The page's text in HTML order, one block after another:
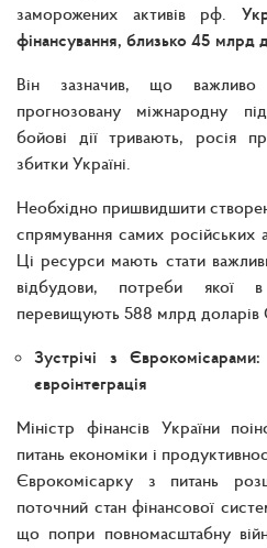
заморожених активів рф.
фінансування, близько 45
Він зазначив, що важливо
прогнозовану міжнародну
бойові дії тривають, росія
збитки Україні.
Необхідно пришвидшити
спрямування самих російських
Ці ресурси мають стати
відбудови, потреби якої в
перевищують 588 млрд
Зустрічі з
євроінтеграція
Міністр фінансів України
питань економіки і
Єврокомісарку з питань
поточний стан фінансової
що попри повномасштабну